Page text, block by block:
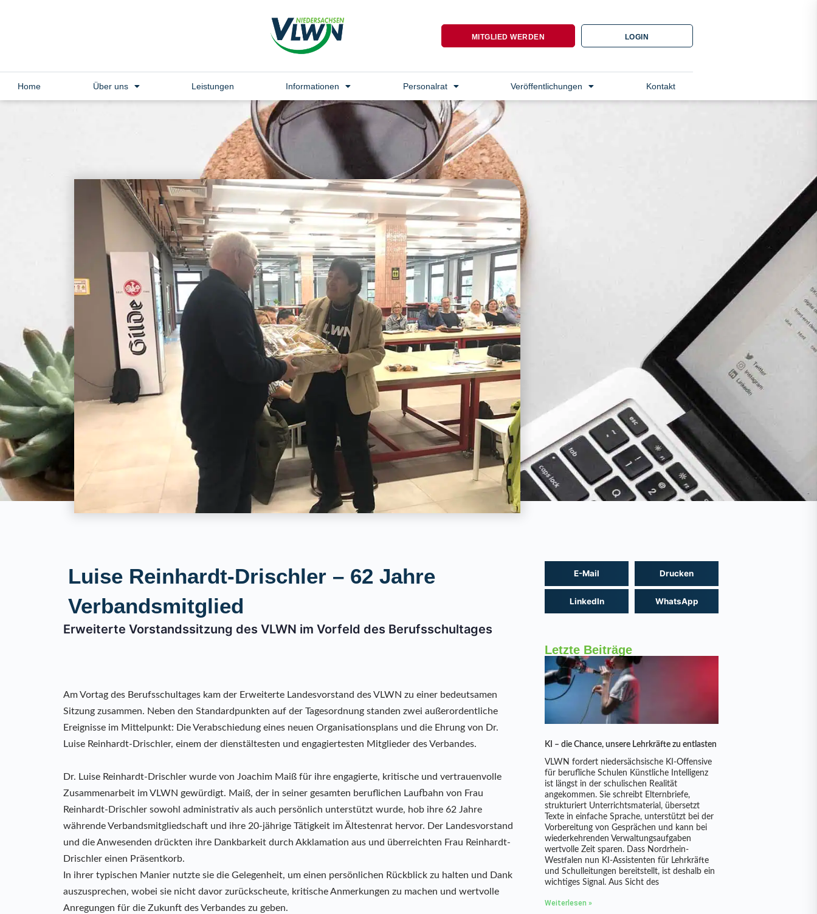
MITGLIED WERDEN LOGIN
Home Über uns Leistungen Informationen Personalrat Veröffentlichungen Kontakt
Luise Reinhardt-Drischler – 62 Jahre
Verbandsmitglied
Erweiterte Vorstandssitzung des VLWN im Vorfeld des Berufsschultages
Am Vortag des Berufsschultages kam der Erweiterte Landesvorstand des VLWN zu einer bedeutsamen
Sitzung zusammen. Neben den Standardpunkten auf der Tagesordnung standen zwei außerordentliche
Ereignisse im Mittelpunkt: Die Verabschiedung eines neuen Organisationsplans und die Ehrung von Dr.
Luise Reinhardt-Drischler, einem der dienstältesten und engagiertesten Mitglieder des Verbandes.
Dr. Luise Reinhardt-Drischler wurde von Joachim Maiß für ihre engagierte, kritische und vertrauenvolle
Zusammenarbeit im VLWN gewürdigt. Maiß, der in seiner gesamten beruflichen Laufbahn von Frau
Reinhardt-Drischler sowohl administrativ als auch persönlich unterstützt wurde, hob ihre 62 Jahre
währende Verbandsmitgliedschaft und ihre 20-jährige Tätigkeit im Ältestenrat hervor. Der Landesvorstand
und die Anwesenden drückten ihre Dankbarkeit durch Akklamation aus und überreichten Frau Reinhardt-
Drischler einen Präsentkorb.
In ihrer typischen Manier nutzte sie die Gelegenheit, um einen persönlichen Rückblick zu halten und Dank
auszusprechen, wobei sie nicht davor zurückscheute, kritische Anmerkungen zu machen und wertvolle
Anregungen für die Zukunft des Verbandes zu geben.
E-Mail Drucken
LinkedIn WhatsApp
Letzte Beiträge
KI – die Chance, unsere Lehrkräfte zu entlasten
VLWN fordert niedersächsische KI-Offensive
für berufliche Schulen Künstliche Intelligenz
ist längst in der schulischen Realität
angekommen. Sie schreibt Elternbriefe,
strukturiert Unterrichtsmaterial, übersetzt
Texte in einfache Sprache, unterstützt bei der
Vorbereitung von Gesprächen und kann bei
wiederkehrenden Verwaltungsaufgaben
wertvolle Zeit sparen. Dass Nordrhein-
Westfalen nun KI-Assistenten für Lehrkräfte
und Schulleitungen bereitstellt, ist deshalb ein
wichtiges Signal. Aus Sicht des
Weiterlesen »